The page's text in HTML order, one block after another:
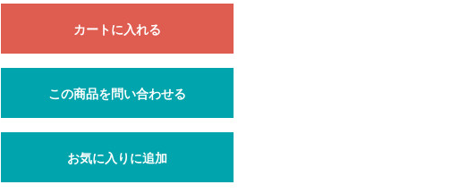
カートに入れる
この商品を問い合わせる
お気に入りに追加